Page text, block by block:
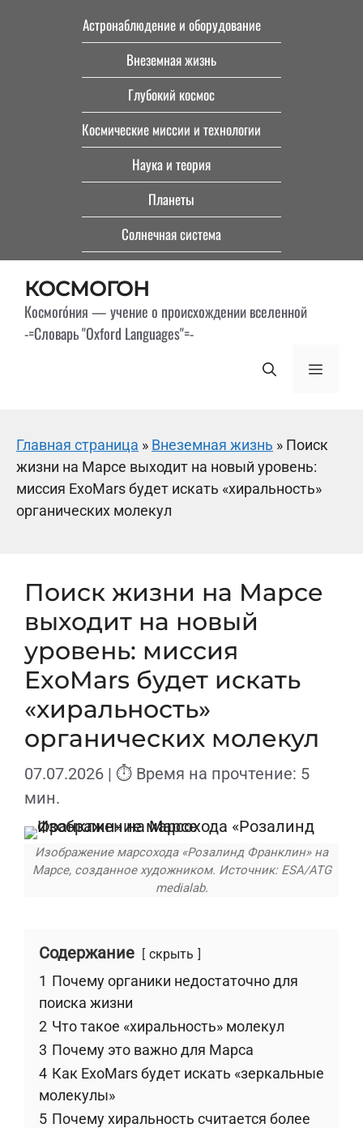
Астронаблюдение и оборудование
Внеземная жизнь
Глубокий космос
Космические миссии и технологии
Наука и теория
Планеты
Солнечная система
КОСМОГОН
Космого́ния — учение о происхождении вселенной
-=Словарь "Oxford Languages"=-
Меню
Главная страница » Внеземная жизнь » Поиск
жизни на Марсе выходит на новый уровень:
миссия ExoMars будет искать «хиральность»
органических молекул
Поиск жизни на Марсе
выходит на новый
уровень: миссия
ExoMars будет искать
«хиральность»
органических молекул
07.07.2026 | ⏱ Время на прочтение: 5
мин.
Изображение марсохода «Розалинд Франклин» на
Марсе, созданное художником. Источник: ESA/ATG
medialab.
Содержание скрыть
1 Почему органики недостаточно для
поиска жизни
2 Что такое «хиральность» молекул
3 Почему это важно для Марса
4 Как ExoMars будет искать «зеркальные
молекулы»
5 Почему хиральность считается более